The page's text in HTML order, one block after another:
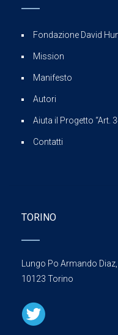
Fondazione David
Mission
Manifesto
Autori
Aiuta il Progetto “Art.
Contatti
TORINO
Lungo Po Armando
10123 Torino